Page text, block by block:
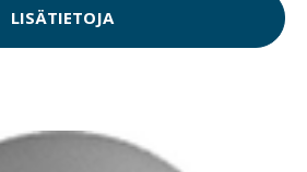
LISÄTIETOJA